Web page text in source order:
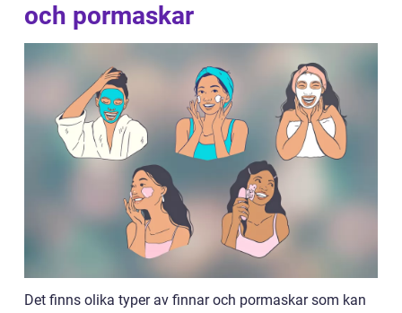
och pormaskar
Det finns olika typer av finnar och pormaskar som kan